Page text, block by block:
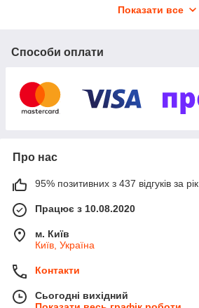
- високий рівень обслуговування;
- найкращу ціну;
- хорошу якість товару;
частіше ;)
Показати все
Способи оплати
Про нас
95% позитивних з 437 відгуків за рік
Працює з 10.08.2020
м. Київ
Київ, Україна
Контакти
Сьогодні вихідний